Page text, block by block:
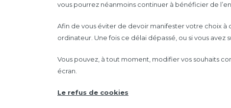
vous pourrez néanmoins continuer à bénéficier de
Afin de vous éviter de devoir manifester votre choix
ordinateur. Une fois ce délai dépassé, ou si vous
Vous pouvez, à tout moment, modifier vos souhaits
écran.
Le refus de cookies